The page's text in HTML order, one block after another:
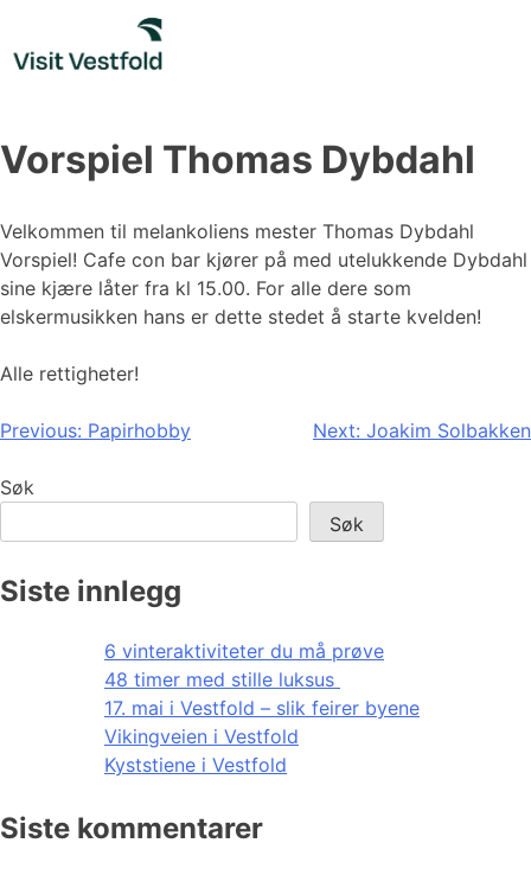
content
Vorspiel Thomas Dybdahl
Velkommen til melankoliens mester Thomas Dybdahl
Vorspiel! Cafe con bar kjører på med utelukkende Dybdahl
sine kjære låter fra kl 15.00. For alle dere som
elskermusikken hans er dette stedet å starte kvelden!
Alle rettigheter!
Innleggsnavigasjon
Previous: Papirhobby Next: Joakim Solbakken
Søk
Søk
Siste innlegg
6 vinteraktiviteter du må prøve
48 timer med stille luksus
17. mai i Vestfold – slik feirer byene
Vikingveien i Vestfold
Kyststiene i Vestfold
Siste kommentarer